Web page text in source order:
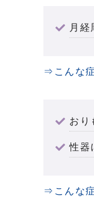
月経
⇒こんな
おり
性器
⇒こんな